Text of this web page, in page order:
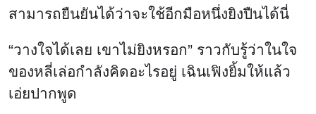
สามารถยืนยันได้ว่าจะใช้อีกมือหนึ่งยิงปืนได้นี่
“วางใจได้เลย เขาไม่ยิงหรอก” ราวกับรู้ว่าในใจ
ของหลี่เล่อกำลังคิดอะไรอยู่ เฉินเฟิงยิ้มให้แล้ว
เอ่ยปากพูด